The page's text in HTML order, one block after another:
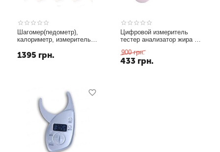
Шагомер(педометр),
калориметр, измеритель
1395 грн.
Цифровой измеритель
тестер анализатор жира в
2010)
900 грн.
433 грн.